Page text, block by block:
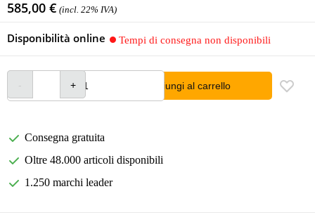
585,00 € (incl. 22% IVA)
Disponibilità online Tempi di consegna non disponibili
Aggiungi al carrello
Consegna gratuita
Oltre 48.000 articoli disponibili
1.250 marchi leader